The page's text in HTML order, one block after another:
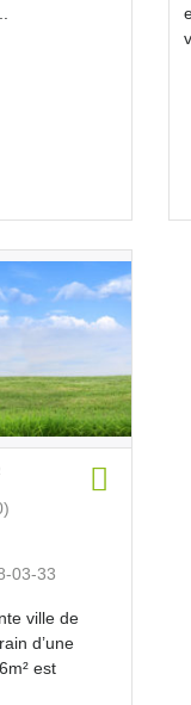
03-33
ville de
d’une
est